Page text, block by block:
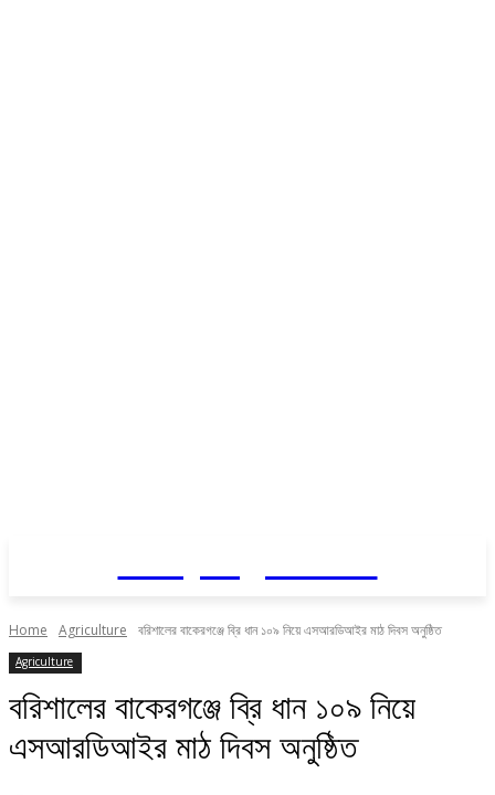
Home Agriculture বরিশালের বাকেরগঞ্জে ব্রি ধান ১০৯ নিয়ে এসআরডিআইর মাঠ দিবস অনুষ্ঠিত
Agriculture
বরিশালের বাকেরগঞ্জে ব্রি ধান ১০৯ নিয়ে
এসআরডিআইর মাঠ দিবস অনুষ্ঠিত